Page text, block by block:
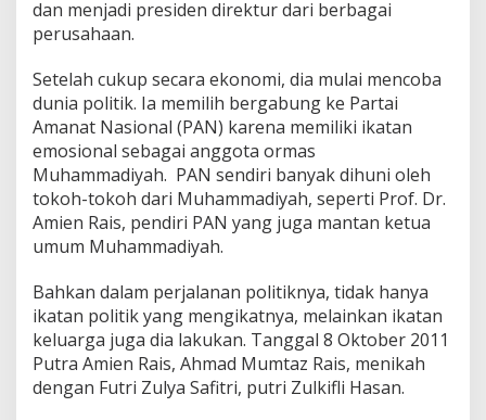
dan menjadi presiden direktur dari berbagai
perusahaan.
Setelah cukup secara ekonomi, dia mulai mencoba
dunia politik. Ia memilih bergabung ke Partai
Amanat Nasional (PAN) karena memiliki ikatan
emosional sebagai anggota ormas
Muhammadiyah. PAN sendiri banyak dihuni oleh
tokoh-tokoh dari Muhammadiyah, seperti Prof. Dr.
Amien Rais, pendiri PAN yang juga mantan ketua
umum Muhammadiyah.
Bahkan dalam perjalanan politiknya, tidak hanya
ikatan politik yang mengikatnya, melainkan ikatan
keluarga juga dia lakukan. Tanggal 8 Oktober 2011
Putra Amien Rais, Ahmad Mumtaz Rais, menikah
dengan Futri Zulya Safitri, putri Zulkifli Hasan.